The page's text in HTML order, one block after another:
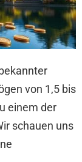
von 1,5 bis
einem der
schauen uns